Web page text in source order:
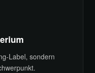
Label, sondern